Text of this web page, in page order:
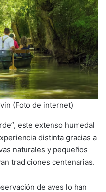
(Foto de internet)
este extenso humedal
distinta gracias a
naturales y pequeños
tradiciones centenarias.
de aves lo han